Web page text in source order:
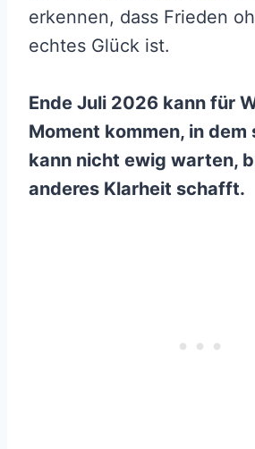
erkennen, dass Frieden
echtes Glück ist.
Ende Juli 2026 kann für
Moment kommen, in
kann nicht ewig warten,
anderes Klarheit schafft.